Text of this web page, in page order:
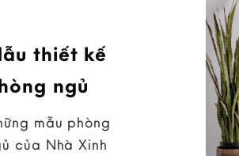
thiết kế
ngủ
mẫu phòng
của Nhà Xinh